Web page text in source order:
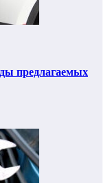
предлагаемых